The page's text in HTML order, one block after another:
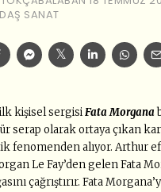
SANAT
ilk kişisel sergisiFata Morgana
serap olarak ortaya çıkan
fenomenden alıyor. Arthur
Le Fay’den gelen Fata
çağrıştırır. Fata